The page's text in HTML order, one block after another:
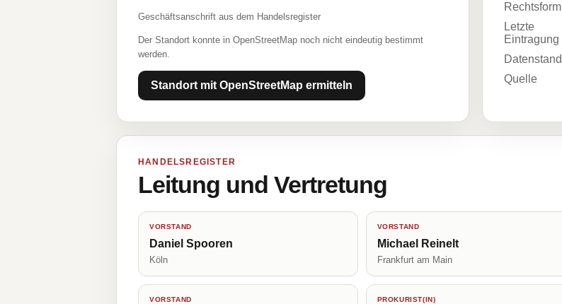
Geschäftsanschrift aus dem Handelsregister
Der Standort konnte in OpenStreetMap noch nicht eindeutig bestimmt
werden.
Standort mit OpenStreetMap ermitteln
Rechtsform
Letzte
Eintragung
Datenstand
Quelle
HANDELSREGISTER
Leitung und Vertretung
VORSTAND
Daniel Spooren
Köln
VORSTAND
Michael Reinelt
Frankfurt am Main
VORSTAND PROKURIST(IN)